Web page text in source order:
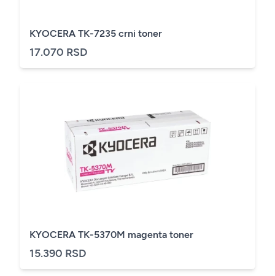
KYOCERA TK-7235 crni toner
17.070 RSD
KYOCERA TK-5370M magenta toner
15.390 RSD